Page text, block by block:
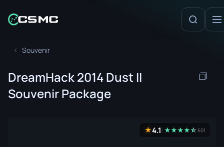
Souvenir
DreamHack 2014 Dust II
Souvenir Package
★4.1 ★★★★★
☆601